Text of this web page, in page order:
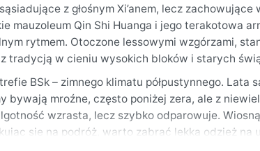
z głośnym Xi’anem, lecz zachowujące
mauzoleum Qin Shi Huanga i jego terakotowa
rytmem. Otoczone lessowymi wzgórzami,
tradycją w cieniu wysokich bloków i starych
BSk – zimnego klimatu półpustynnego. Lata
bywają mroźne, często poniżej zera, ale z
wzrasta, lecz szybko odparowuje.
się na podróż, warto zabrać lekką odzież na